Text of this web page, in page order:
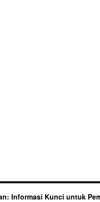
Informasi Kunci untuk